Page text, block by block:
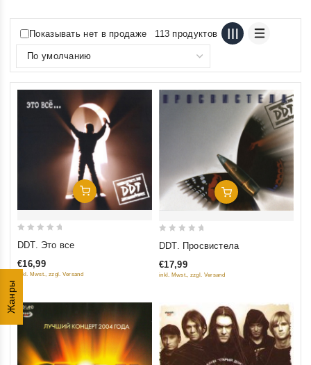
Жанры
Показывать нет в продаже 113 продуктов
Добавить В Корзину
of
DDT. Это все
€16,99
inkl. Mwst., zzgl. Versand
Добавить В Корзину
of
DDT. Просвистела
€17,99
inkl. Mwst., zzgl. Versand